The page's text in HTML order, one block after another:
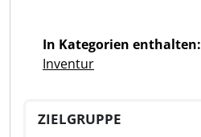
In Kategorien enthalten:
Inventur
ZIELGRUPPE